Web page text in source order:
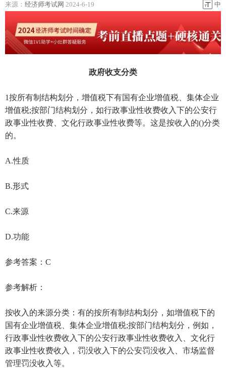
来源： 经济师考试网 2024-6-19 中
政府收支分类
1按所有制结构划分，增值税下有国有企业增值税、集体企业
增值税;按部门结构划分，如行政事业性收费收入下的公安行
政事业性收费、文化行政事业性收费等。这是按收入的()分类
的。
A.性质
B.形式
C.来源
D.功能
参考答案：C
参考解析：
按收入的来源分类：有的按所有制结构划分，如增值税下的
国有企业增值税、集体企业增值税;按部门结构划分，例如，
行政事业性收费收入下的公安行政事业性收费收入、文化行
政事业性收费收入，罚没收入下的公安罚没收入、市场监督
管理罚没收入等。